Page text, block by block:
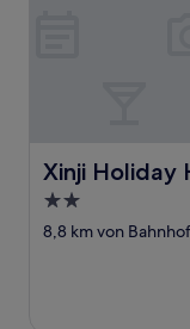
Xinji Holiday
Xinji Holiday
2.0-
Sterne-
8,8 km von